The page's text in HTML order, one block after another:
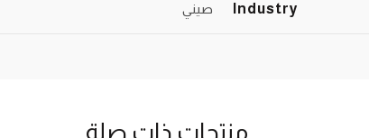
Industry صيني
منتجات ذات صلة